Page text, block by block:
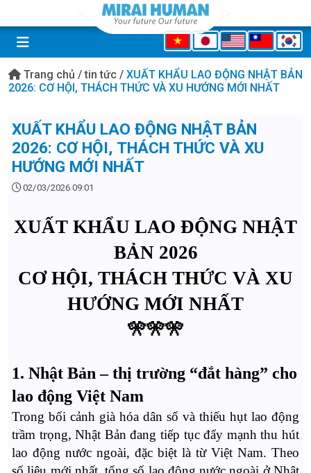
Trang chủ / tin tức / XUẤT KHẨU LAO ĐỘNG NHẬT BẢN
2026: CƠ HỘI, THÁCH THỨC VÀ XU HƯỚNG MỚI NHẤT
XUẤT KHẨU LAO ĐỘNG NHẬT BẢN
2026: CƠ HỘI, THÁCH THỨC VÀ XU
HƯỚNG MỚI NHẤT
02/03/2026 09:01
XUẤT KHẨU LAO ĐỘNG NHẬT
BẢN 2026
CƠ HỘI, THÁCH THỨC VÀ XU
HƯỚNG MỚI NHẤT
🎌🎌🎌
1. Nhật Bản – thị trường “đắt hàng” cho
lao động Việt Nam
Trong bối cảnh già hóa dân số và thiếu hụt lao động
trầm trọng, Nhật Bản đang tiếp tục đẩy mạnh thu hút
lao động nước ngoài, đặc biệt là từ Việt Nam. Theo